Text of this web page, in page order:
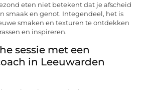
eten niet betekent dat je afscheid
smaak en genot. Integendeel, het is
smaken en texturen te ontdekken
en inspireren.
sessie met een
in Leeuwarden